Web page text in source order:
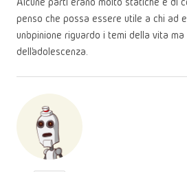
penso che possa essere utile a chi ad
un’opinione riguardo i temi della vita
dell’adolescenza.